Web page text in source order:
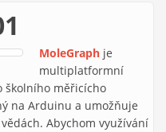
MoleGraph je
multiplatformní
školního měřicícho
na Arduinu a umožňuje
Abychom využívání